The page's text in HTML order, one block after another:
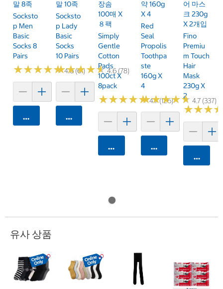
말 8족
Socksto
P Men
Basic
Socks 8
Pairs
★★★★★
★★★★★4.6 (61)
카트에 담기
말 10족
Socksto
P Lady
Basic
Socks
10 Pairs
★★★★★
★★★★★4.6 (78)
카트에 담기
장솜
100매 X
８팩
Simply
Gentle
Cotton
Pads
100ct X
8pack
★★★★★
★★★★★4.7 (126)
카트에 담기
약 160g
X 4
Red
Seal
Propolis
Toothpa
Ste
160g X
4
★★★★★
★★★★★ 4.7 (337)
카트에 담기
어 마스
크 230g
X 2개입
Fino
Premiu
M Touch
Hair
Mask
230g X
2
★★★
★★★
카트에
유사 상품